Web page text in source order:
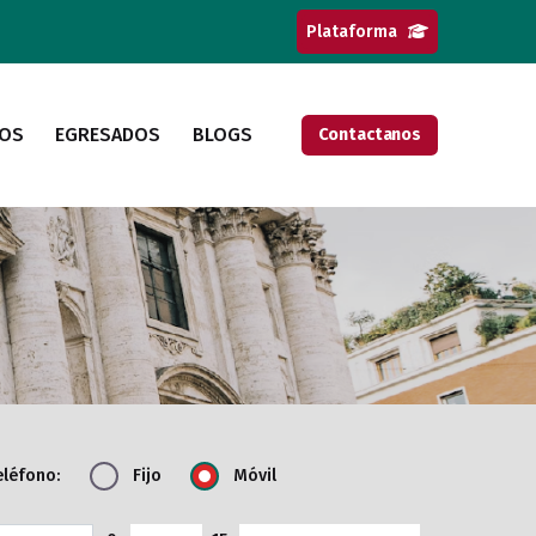
Plataforma
EGRESADOS BLOGS Contactanos
Fijo Móvil